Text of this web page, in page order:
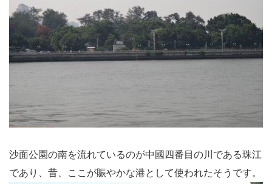
沙面公園の南を流れているのが中國四番目の川である珠江
であり、昔、ここが賑やかな港として使われたそうです。